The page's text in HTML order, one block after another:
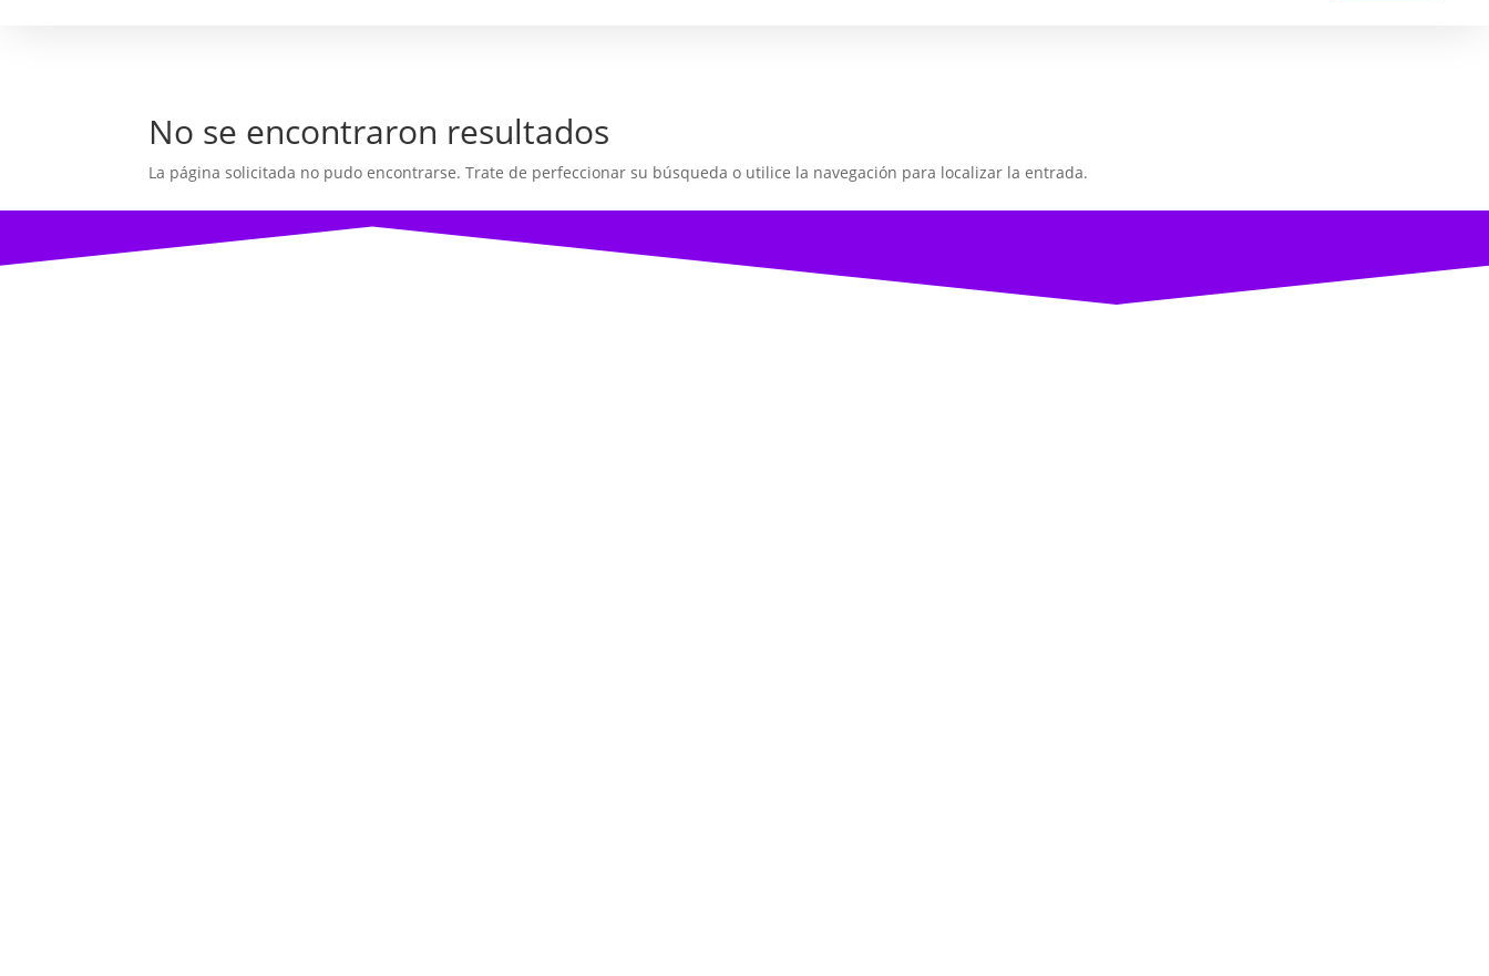
No se encontraron resultados
La página solicitada no pudo encontrarse. Trate de perfeccionar su búsqueda o utilice la navegación para localizar la entrada.